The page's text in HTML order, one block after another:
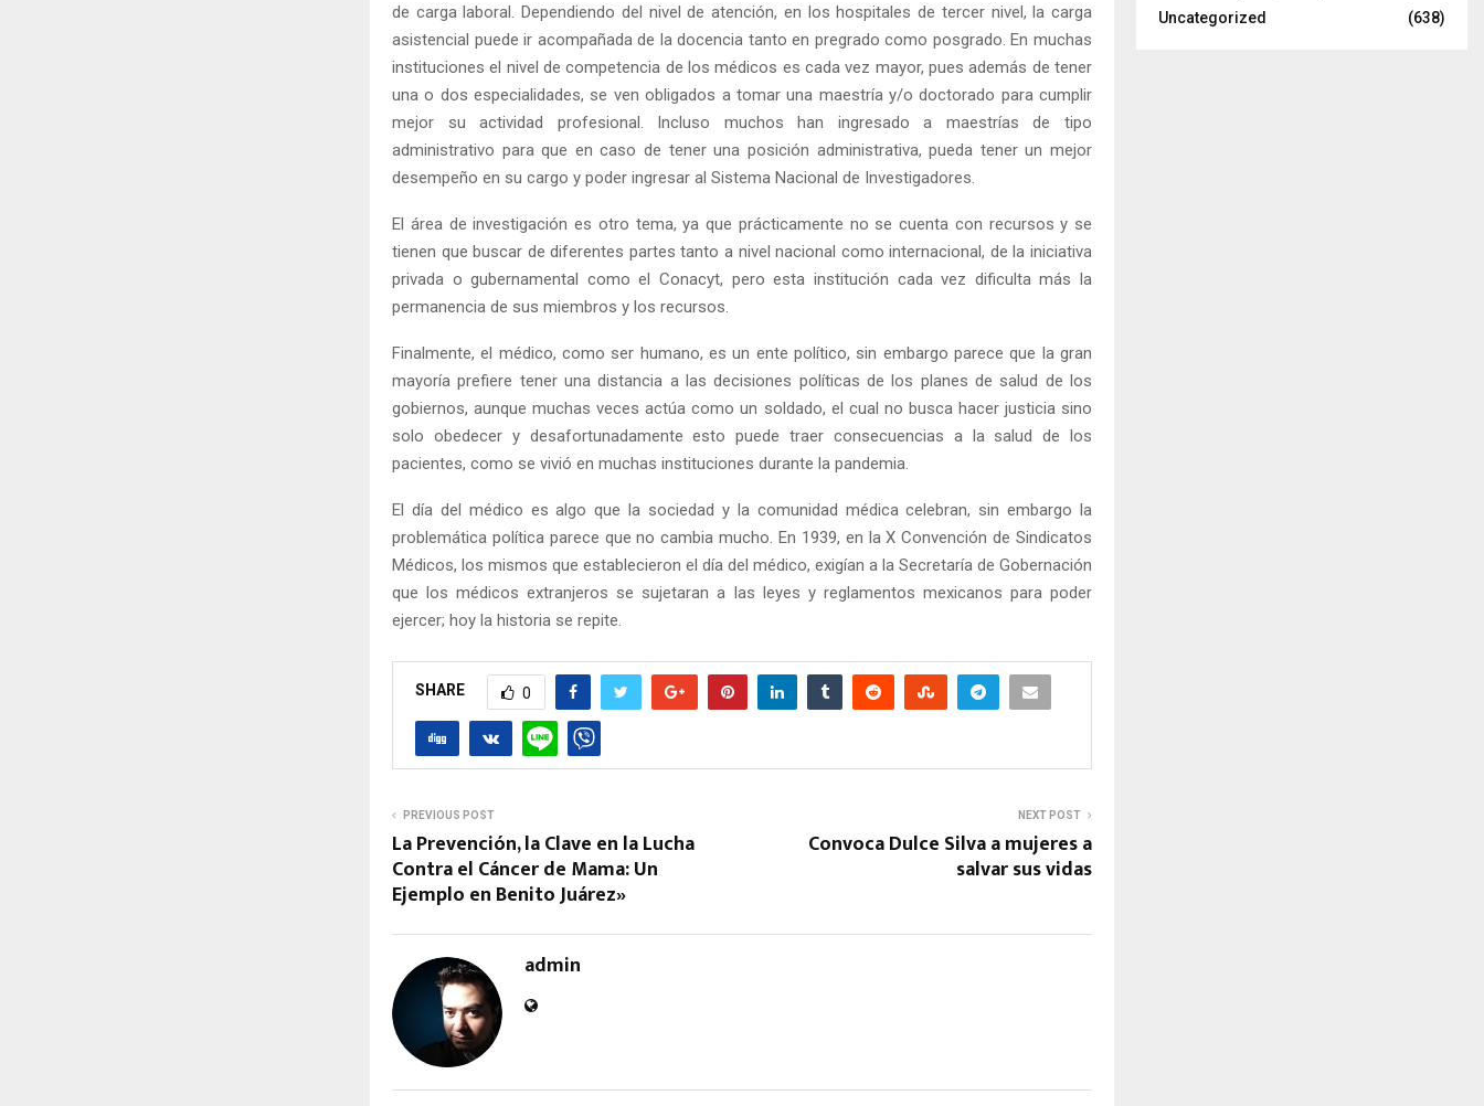
de carga laboral. Dependiendo del nivel de atención, en los hospitales de tercer nivel, la carga
asistencial puede ir acompañada de la docencia tanto en pregrado como posgrado. En muchas
instituciones el nivel de competencia de los médicos es cada vez mayor, pues además de tener
una o dos especialidades, se ven obligados a tomar una maestría y/o doctorado para cumplir
mejor su actividad profesional. Incluso muchos han ingresado a maestrías de tipo
administrativo para que en caso de tener una posición administrativa, pueda tener un mejor
desempeño en su cargo y poder ingresar al Sistema Nacional de Investigadores.
El área de investigación es otro tema, ya que prácticamente no se cuenta con recursos y se
tienen que buscar de diferentes partes tanto a nivel nacional como internacional, de la iniciativa
privada o gubernamental como el Conacyt, pero esta institución cada vez dificulta más la
permanencia de sus miembros y los recursos.
Finalmente, el médico, como ser humano, es un ente político, sin embargo parece que la gran
mayoría prefiere tener una distancia a las decisiones políticas de los planes de salud de los
gobiernos, aunque muchas veces actúa como un soldado, el cual no busca hacer justicia sino
solo obedecer y desafortunadamente esto puede traer consecuencias a la salud de los
pacientes, como se vivió en muchas instituciones durante la pandemia.
El día del médico es algo que la sociedad y la comunidad médica celebran, sin embargo la
problemática política parece que no cambia mucho. En 1939, en la X Convención de Sindicatos
Médicos, los mismos que establecieron el día del médico, exigían a la Secretaría de Gobernación
que los médicos extranjeros se sujetaran a las leyes y reglamentos mexicanos para poder
ejercer; hoy la historia se repite.
SHARE 0
PREVIOUS POST
La Prevención, la Clave en la Lucha
Contra el Cáncer de Mama: Un
Ejemplo en Benito Juárez»
NEXT POST
Convoca Dulce Silva a mujeres a
salvar sus vidas
admin
Uncategorized
(638)